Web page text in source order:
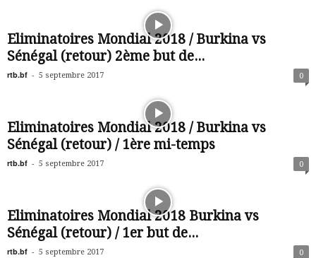
Eliminatoires Mondial 2018 / Burkina vs
Sénégal (retour) 2ème but de...
rtb.bf - 5 septembre 2017 0
Eliminatoires Mondial 2018 / Burkina vs
Sénégal (retour) / 1ère mi-temps
rtb.bf - 5 septembre 2017 0
Eliminatoires Mondial 2018 Burkina vs
Sénégal (retour) / 1er but de...
rtb.bf - 5 septembre 2017 0